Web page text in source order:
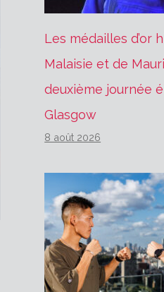
Les médailles d’or
Malaisie et de
deuxième journée
Glasgow
8 août 2026